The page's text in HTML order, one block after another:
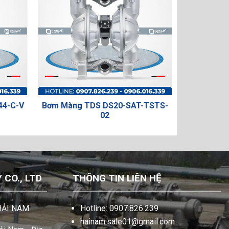
SAT-TSTS-
BƠM MÀNG GIÁ RẺ DYI HLD25-
CO., LTD
NAM
THÔNG TIN LIÊN HỆ
Hotline: 0907.826.239
hainam.sale01@gmail.com